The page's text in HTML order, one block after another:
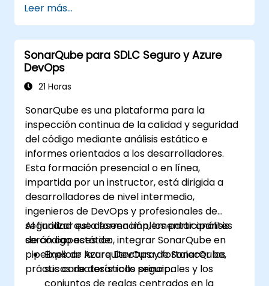
DevOps, etc.
Ejecutar inspecciones continuas del
código para eliminar errores y
vulnerabilidades de seguridad.
Recopilar y analizar datos para impulsar
mejoras en la limpieza del código, el
Leer más...
SonarQube para SDLC Seguro y Azure
DevOps
21 Horas
SonarQube es una plataforma para la
inspección continua de la calidad y seguridad
del código mediante análisis estático e
informes orientados a los desarrolladores.
Esta formación presencial o en línea,
impartida por un instructor, está dirigida a
desarrolladores de nivel intermedio,
ingenieros de DevOps y profesionales de
seguridad que deseen implementar análisis
de código estático, integrar SonarQube en
pipelines de Azure DevOps y fortalecer las
prácticas de desarrollo seguro.
Al finalizar esta formación, los participantes
serán capaces de:
Explicar la arquitectura de SonarQube,
sus características principales y los
conjuntos de reglas centrados en la